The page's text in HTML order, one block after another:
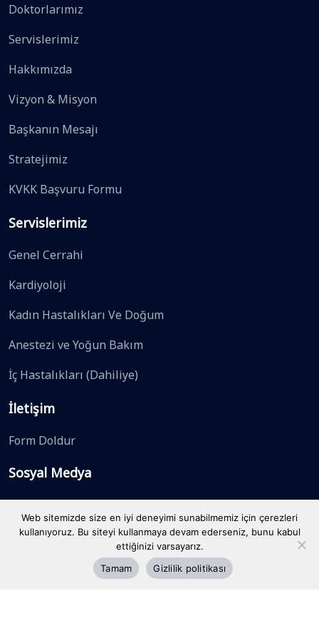
Doktorlarımız
Servislerimiz
Hakkımızda
Vizyon & Misyon
Başkanın Mesajı
Stratejimiz
KVKK Başvuru Formu
Servislerimiz
Genel Cerrahi
Kardiyoloji
Kadın Hastalıkları Ve Doğum
Anestezi ve Yoğun Bakım
İç Hastalıkları (Dahiliye)
İletişim
Form Doldur
Sosyal Medya
Web sitemizde size en iyi deneyimi sunabilmemiz için çerezleri
kullanıyoruz. Bu siteyi kullanmaya devam ederseniz, bunu kabul
ettiğinizi varsayarız.
Tamam
Gizlilik politikası